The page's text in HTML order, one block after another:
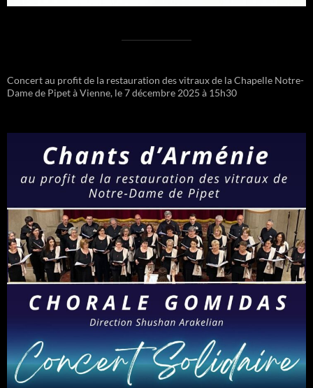
Concert au profit de la restauration des vitraux de la Chapelle Notre-
Dame de Pipet à Vienne, le 7 décembre 2025 à 15h30